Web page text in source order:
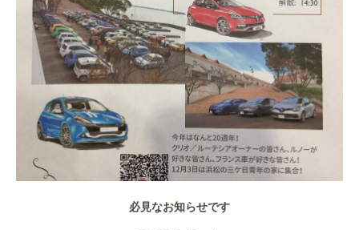
必見なお知らせです